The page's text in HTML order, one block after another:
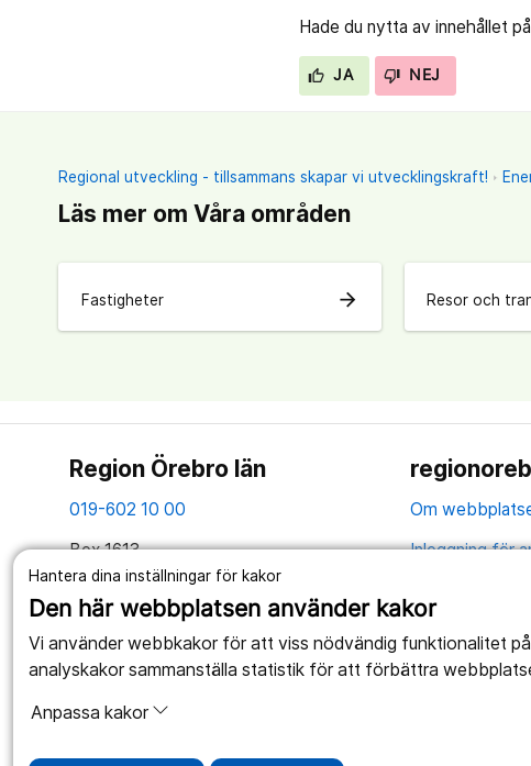
Hantera dina inställningar för kakor
Den här webbplatsen använder kakor
Vi använder webbkakor för att viss nödvändig funktionalitet
analyskakor sammanställa statistik för att förbättra
Anpassa kakor
Hade du nytta av innehållet
JA NEJ
Regional utveckling - tillsammans skapar vi utvecklingskraft!
Läs mer om Våra områden
Fastigheter arrow_forward Resor och
Region Örebro län
019-602 10 00
Box 1613
701 16 Örebro
Organisationsnummer: 2321000164
Tillsammans skapar vi ett bättre liv
Om
Inloggning för
Anslagstavla
Webbplatsens